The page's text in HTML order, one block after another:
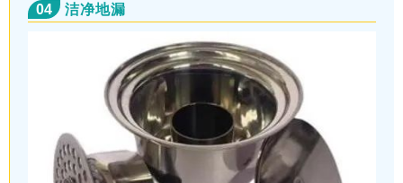
04 洁净地漏